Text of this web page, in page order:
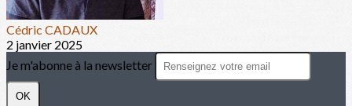
Cédric CADAUX
2 janvier 2025
Je m'abonne à la newsletter
OK